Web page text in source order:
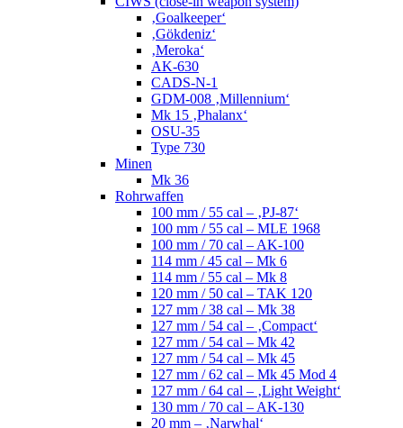
‚Goalkeeper‘
‚Gökdeniz‘
‚Meroka‘
AK-630
CADS-N-1
GDM-008 ‚Millennium‘
Mk 15 ‚Phalanx‘
OSU-35
Type 730
Minen
Mk 36
Rohrwaffen
100 mm / 55 cal – ‚PJ-87‘
100 mm / 55 cal – MLE 1968
100 mm / 70 cal – AK-100
114 mm / 45 cal – Mk 6
114 mm / 55 cal – Mk 8
120 mm / 50 cal – TAK 120
127 mm / 38 cal – Mk 38
127 mm / 54 cal – ‚Compact‘
127 mm / 54 cal – Mk 42
127 mm / 54 cal – Mk 45
127 mm / 62 cal – Mk 45 Mod 4
127 mm / 64 cal – ‚Light Weight‘
130 mm / 70 cal – AK-130
20 mm – ‚Narwhal‘